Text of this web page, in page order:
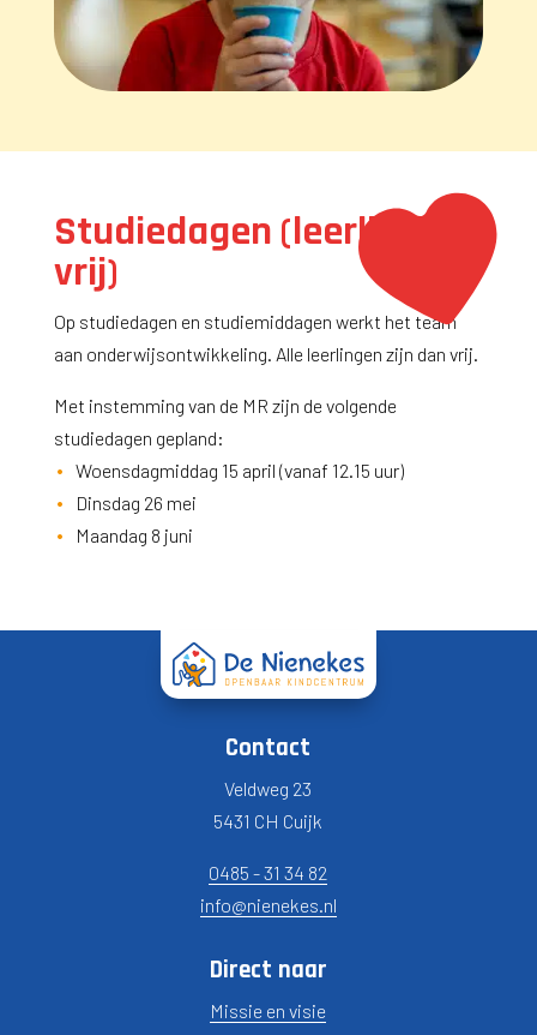
Studiedagen (leerlingen
vrij)
Op studiedagen en studiemiddagen werkt het team
aan onderwijsontwikkeling. Alle leerlingen zijn dan vrij.
Met instemming van de MR zijn de volgende
studiedagen gepland:
Woensdagmiddag 15 april (vanaf 12.15 uur)
Dinsdag 26 mei
Maandag 8 juni
Contact
Veldweg 23
5431 CH Cuijk
0485 - 31 34 82
info@nienekes.nl
Direct naar
Missie en visie